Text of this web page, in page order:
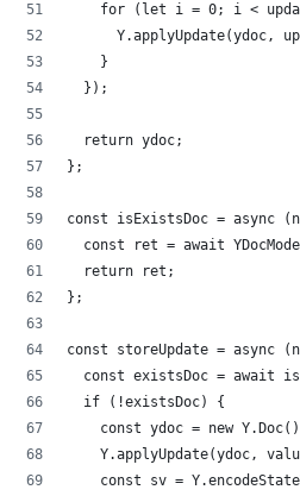
for (let i = 0; i <
Y.applyUpdate(ydoc,
		}
	});
	return ydoc;
};
const isExistsDoc = async
const ret = await
	return ret;
};
const storeUpdate = async
const existsDoc = await
	if (!existsDoc) {
const ydoc = new
Y.applyUpdate(ydoc,
const sv =